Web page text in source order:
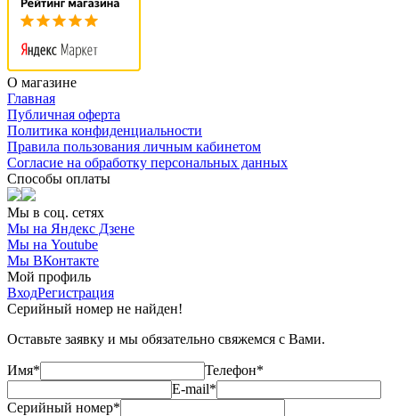
О магазине
Главная
Публичная оферта
Политика конфиденциальности
Правила пользования личным кабинетом
Согласие на обработку персональных данных
Способы оплаты
Мы в соц. сетях
Мы на Яндекс Дзене
Мы на Youtube
Мы ВКонтакте
Мой профиль
ВходРегистрация
Серийный номер не найден!
Оставьте заявку и мы обязательно свяжемся с Вами.
Имя*
Телефон*
E-mail*
Серийный номер*